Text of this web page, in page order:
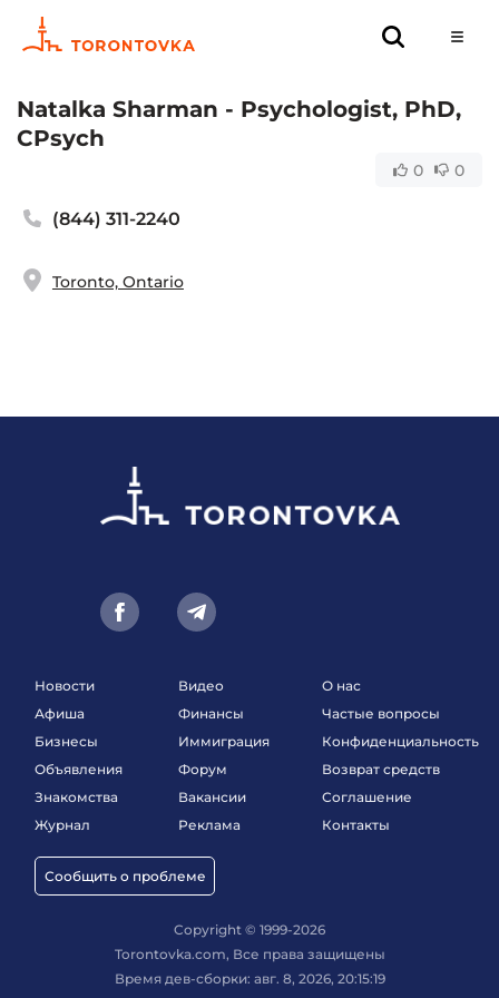
Natalka Sharman - Psychologist, PhD,
CPsych
0 0
(844) 311-2240
Toronto, Ontario
Новости
Афиша
Бизнесы
Объявления
Знакомства
Журнал
Сообщить о проблеме
Видео
Финансы
Иммиграция
Форум
Вакансии
Реклама
О нас
Частые вопросы
Конфиденциальность
Возврат средств
Соглашение
Контакты
Copyright © 1999-2026
Torontovka.com, Все права защищены
Время дев-сборки: авг. 8, 2026, 20:15:19